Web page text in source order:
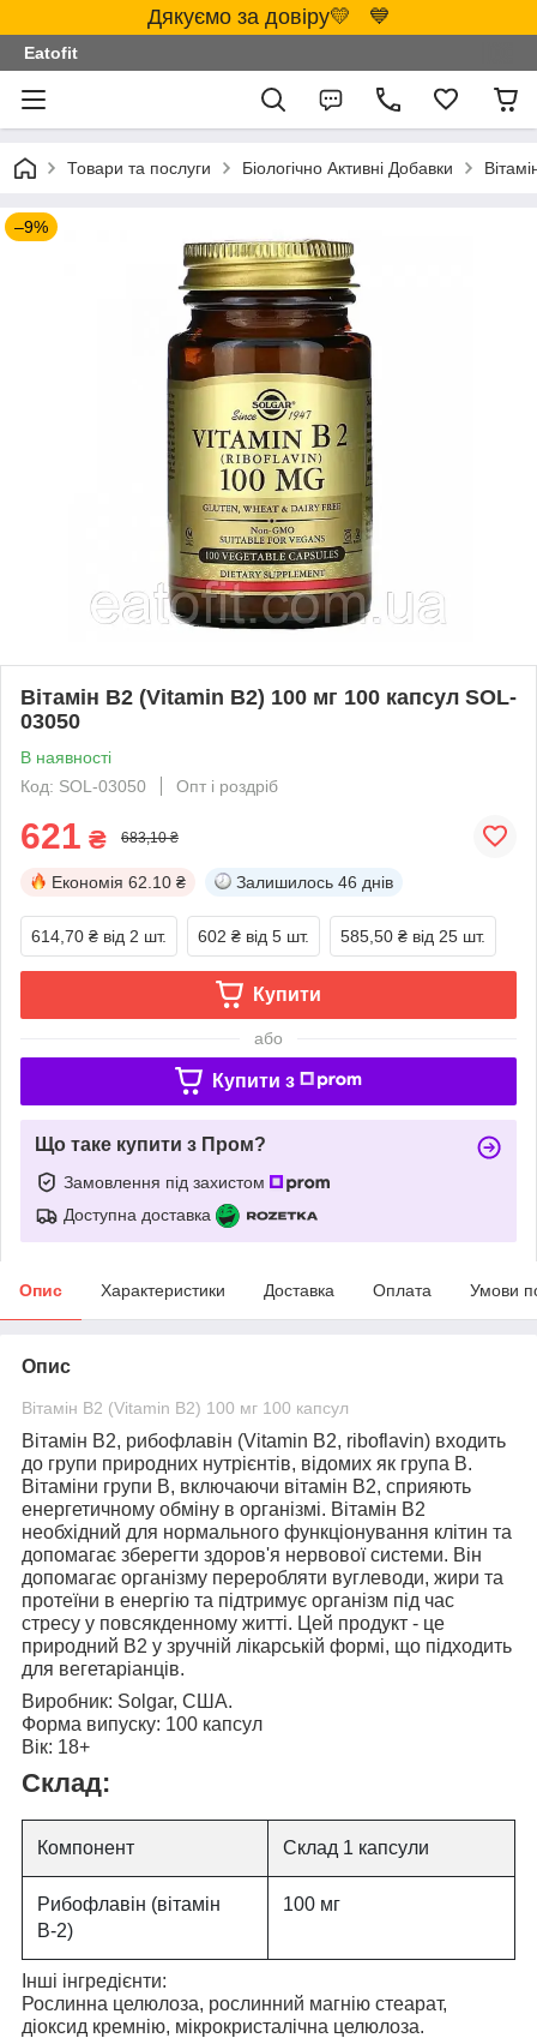
Дякуємо за довіру💛 💙
Eatofit
Товари та послуги Біологічно Активні Добавки
–9%
Вітамін B2 (Vitamin B2) 100 мг 100 капсул SOL-
03050
В наявності
Код: SOL-03050
Опт і роздріб
621 ₴ 683,10 ₴
Економія 62.10 ₴ Залишилось 46 днів
614,70 ₴ від 2 шт. 602 ₴ від 5 шт. 585,50 ₴ від 25 шт.
Купити
або
Купити з
Що таке купити з Пром?
Замовлення під захистом
Доступна доставка
Опис Характеристики Доставка Оплата Умови
Опис
Вітамін B2 (Vitamin B2) 100 мг 100 капсул
Вітамін B2, рибофлавін (Vitamin B2, riboflavin) входить
до групи природних нутрієнтів, відомих як група B.
Вітаміни групи B, включаючи вітамін B2, сприяють
енергетичному обміну в організмі. Вітамін B2
необхідний для нормального функціонування клітин та
допомагає зберегти здоров'я нервової системи. Він
допомагає організму переробляти вуглеводи, жири та
протеїни в енергію та підтримує організм під час
стресу у повсякденному житті. Цей продукт - це
природний B2 у зручній лікарській формі, що підходить
для вегетаріанців.
Виробник: Solgar, США.
Форма випуску: 100 капсул
Вік: 18+
Склад:
Компонент Склад 1 капсули
Рибофлавін (вітамін
В-2)
100 мг
Інші інгредієнти:
Рослинна целюлоза, рослинний магнію стеарат,
діоксид кремнію, мікрокристалічна целюлоза.